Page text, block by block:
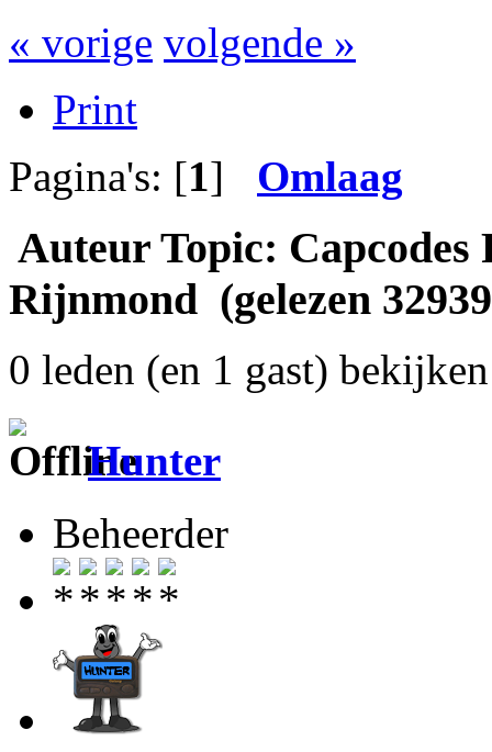
« vorige volgende »
Print
Pagina's: [1] Omlaag
Auteur Topic:
Rijnmond (gelezen
0 leden (en 1 gast)
Hunter
Beheerder